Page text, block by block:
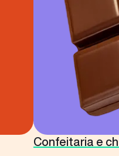
Confeitaria e